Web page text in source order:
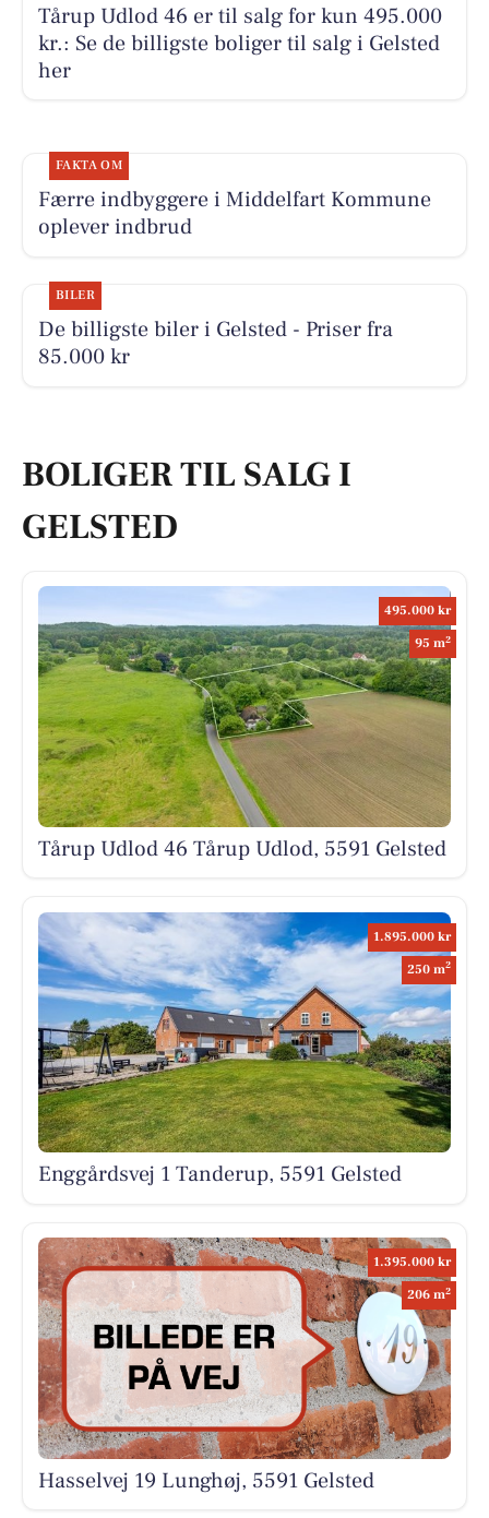
Tårup Udlod 46 er til salg for kun 495.000
kr.: Se de billigste boliger til salg i Gelsted
her
FAKTA OM
Færre indbyggere i Middelfart Kommune
oplever indbrud
BILER
De billigste biler i Gelsted - Priser fra
85.000 kr
BOLIGER TIL SALG I
GELSTED
495.000 kr
95 m2
Tårup Udlod 46 Tårup Udlod, 5591 Gelsted
1.895.000 kr
250 m2
Enggårdsvej 1 Tanderup, 5591 Gelsted
1.395.000 kr
206 m2
Hasselvej 19 Lunghøj, 5591 Gelsted